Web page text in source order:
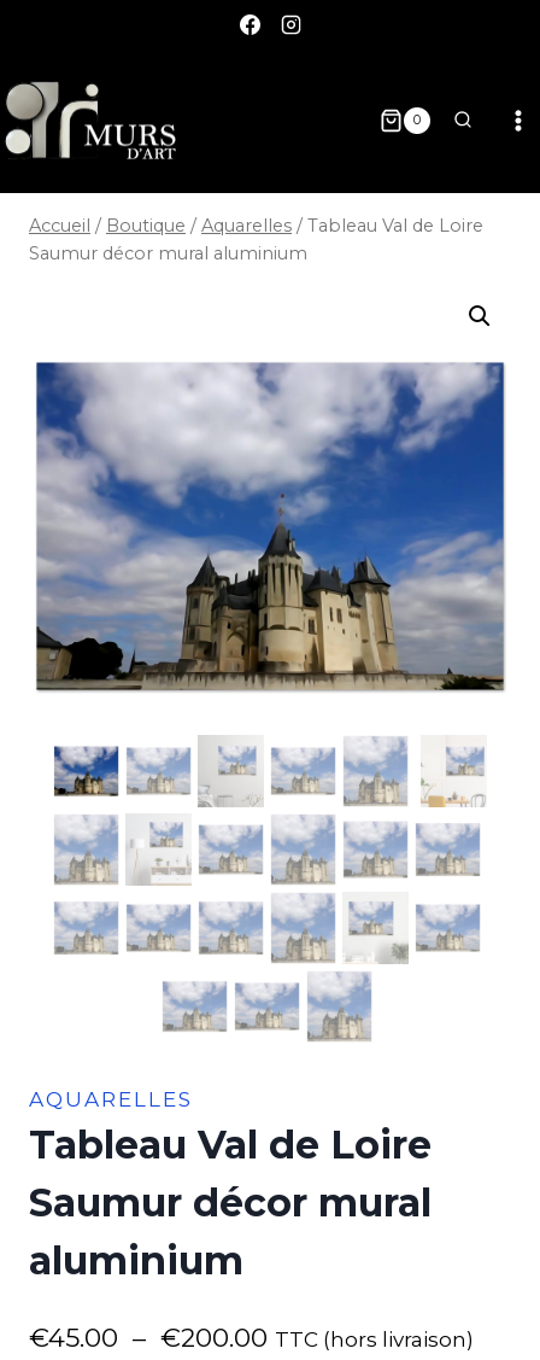
0
Accueil / Boutique / Aquarelles / Tableau Val de Loire
Saumur décor mural aluminium
AQUARELLES
Tableau Val de Loire
Saumur décor mural
aluminium
€45.00 – €200.00 TTC (hors livraison)